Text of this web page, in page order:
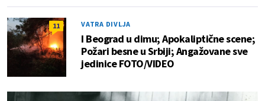
11 VATRA DIVLJA
I Beograd u dimu; Apokaliptične scene;
Požari besne u Srbiji; Angažovane sve
jedinice FOTO/VIDEO